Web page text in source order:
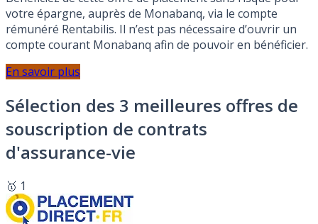
votre épargne, auprès de Monabanq, via le compte
rémunéré Rentabilis. Il n’est pas nécessaire d’ouvrir un
compte courant Monabanq afin de pouvoir en bénéficier.
En savoir plus
Sélection des 3 meilleures offres de
souscription de contrats
d'assurance-vie
🥇 1